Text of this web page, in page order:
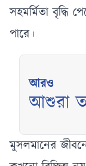
সহমর্মিতা
পারে।
আরও
আশুরা
মুসলমানের